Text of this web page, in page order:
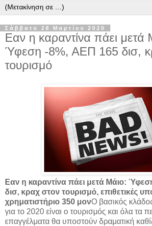
Σάββατο 28 Μαρτίου 2020
Εαν η καραντίνα πάει μετά
Ύφεση -8%, ΑΕΠ 165 δισ,
τουρισμό
Εαν η καραντίνα πάει μετά Μάιο:
δισ, κραχ στον τουρισμό, επιθετικές
χρηματιστήριο 350 μονΟ βασικός
για το 2020 είναι ο τουρισμός και όλα τα
επαγγέλματα θα υποστούν δραματική